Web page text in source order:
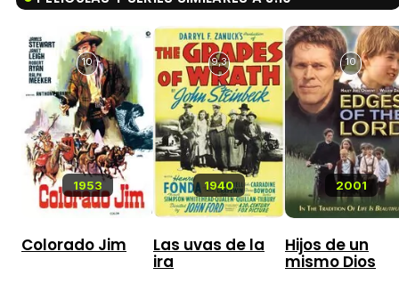
1953
10
Colorado Jim
1940
9,3
Las uvas de la
ira
2001
10
Hijos de un
mismo Dios